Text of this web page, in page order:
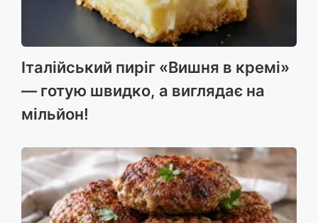
Італійський пиріг «Вишня в кремі»
— готую швидко, а виглядає на
мільйон!